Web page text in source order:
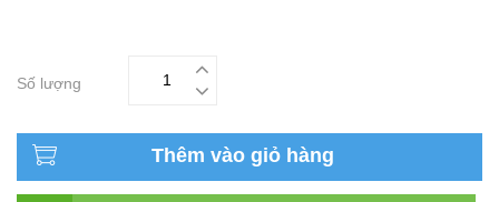
Số lượng
Thêm vào giỏ hàng